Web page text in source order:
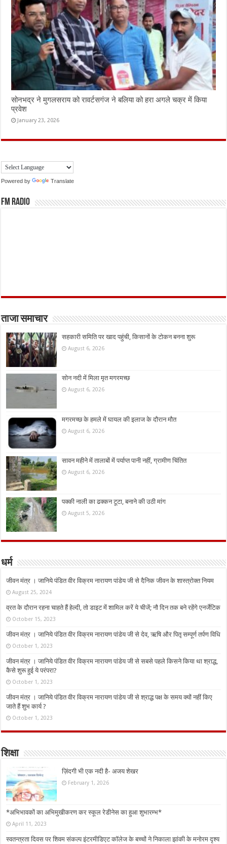
सोनभद्र ने मुगलसराय को रावर्टसगंज ने बलिया को हरा अगले चक्र में किया
प्रवेश
January 23, 2026
Powered by Translate
FM Radio
ताजा समाचार
सहकारी समिति पर खाद पहुंची, किसानों के टोकन बनना शुरू
August 6, 2026
सोन नदी में मिला मृत मगरमच्छ
August 6, 2026
मगरमच्छ के हमले में घायल की इलाज के दौरान मौत
August 6, 2026
सावन महीने में तालाबों में पर्याप्त पानी नहीं, ग्रामीण चिंतित
August 6, 2026
पक्की नाली का ढक्कन टूटा, बनाने की उठी मांग
August 5, 2026
धर्म
जीवन मंत्र । जानिये पंडित वीर विक्रम नारायण पांडेय जी से दैनिक जीवन के शास्त्रोक्त नियम
August 25, 2024
व्रत के दौरान रहना चाहते हैं हेल्दी, तो डाइट में शामिल करें ये चीजें; नौ दिन तक बने रहेंगे एनर्जेटिक
October 15, 2023
जीवन मंत्र । जानिये पंडित वीर विक्रम नारायण पांडेय जी से देव, ऋषि और पितृ सम्पूर्ण तर्पण विधि
October 1, 2023
जीवन मंत्र । जानिये पंडित वीर विक्रम नारायण पांडेय जी से सबसे पहले किसने किया था श्राद्ध,
कैसे शुरू हुई ये परंपरा?
October 1, 2023
जीवन मंत्र । जानिये पंडित वीर विक्रम नारायण पांडेय जी से श्राद्ध पक्ष के समय क्यों नहीं किए
जाते हैं शुभ कार्य ?
October 1, 2023
शिक्षा
ज़िंदगी भी एक नदी है- अजय शेखर
February 1, 2026
*अभिभावकों का अभिमुखीकरण कर स्कूल रेडीनेस का हुआ शुभारम्भ*
April 11, 2023
स्वतन्त्रता दिवस पर शिवम संकल्प इंटरमीडिएट कॉलेज के बच्चों ने निकाला झांकी के मनोरम दृश्य